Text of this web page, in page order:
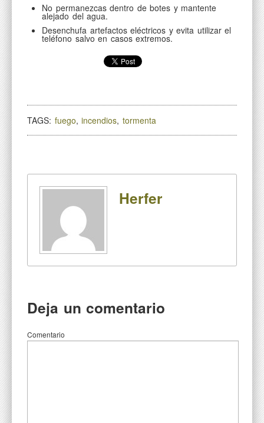
No permanezcas dentro de botes y mantente
alejado del agua.
Desenchufa artefactos eléctricos y evita utilizar el
teléfono salvo en casos extremos.
TAGS: fuego,incendios, tormenta
Herfer
Deja un comentario
Comentario